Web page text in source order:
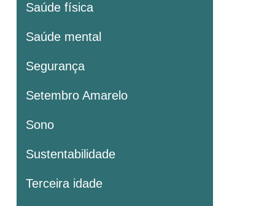
Saúde física
Saúde mental
Segurança
Setembro Amarelo
Sono
Sustentabilidade
Terceira idade